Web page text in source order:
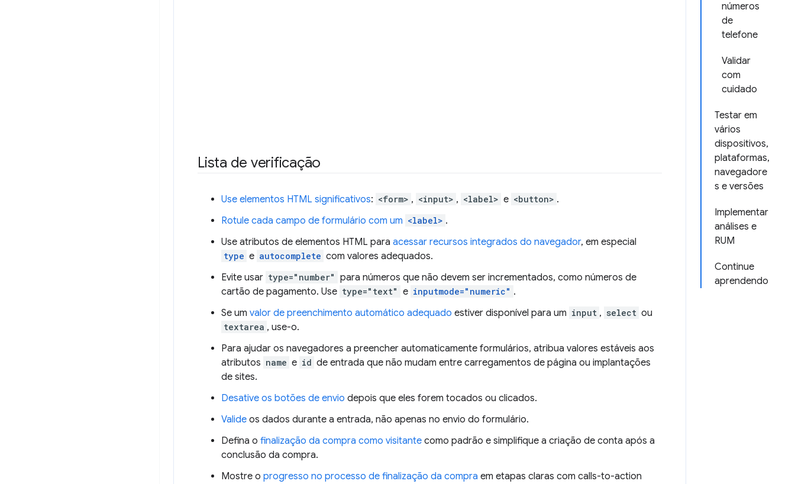
números
de
telefone
Validar
com
cuidado
Testar em
vários
dispositivos,
plataformas,
navegadore
s e versões
Implementar
análises e
RUM
Continue
aprendendo
Lista de verificação
Use elementos HTML significativos: <form> , <input> , <label> e <button> .
Rotule cada campo de formulário com um <label> .
Use atributos de elementos HTML para acessar recursos integrados do navegador, em especial
type e autocomplete com valores adequados.
Evite usar type="number" para números que não devem ser incrementados, como números de
cartão de pagamento. Use type="text" e inputmode="numeric" .
Se um valor de preenchimento automático adequado estiver disponível para um input , select ou
textarea , use-o.
Para ajudar os navegadores a preencher automaticamente formulários, atribua valores estáveis aos
atributos name e id de entrada que não mudam entre carregamentos de página ou implantações
de sites.
Desative os botões de envio depois que eles forem tocados ou clicados.
Valide os dados durante a entrada, não apenas no envio do formulário.
Defina o finalização da compra como visitante como padrão e simplifique a criação de conta após a
conclusão da compra.
Mostre o progresso no processo de finalização da compra em etapas claras com calls-to-action